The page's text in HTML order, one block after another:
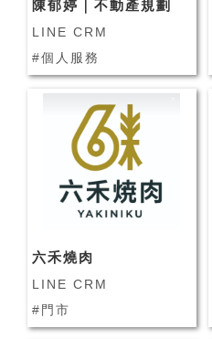
陳郁婷｜不動產規劃
LINE CRM
#個人服務
六禾燒肉
LINE CRM
#門市